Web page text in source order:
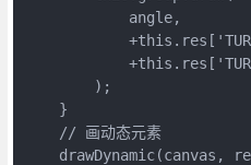
            angle,
        );
    }
    // 画动态元素
drawDynamic(canvas,